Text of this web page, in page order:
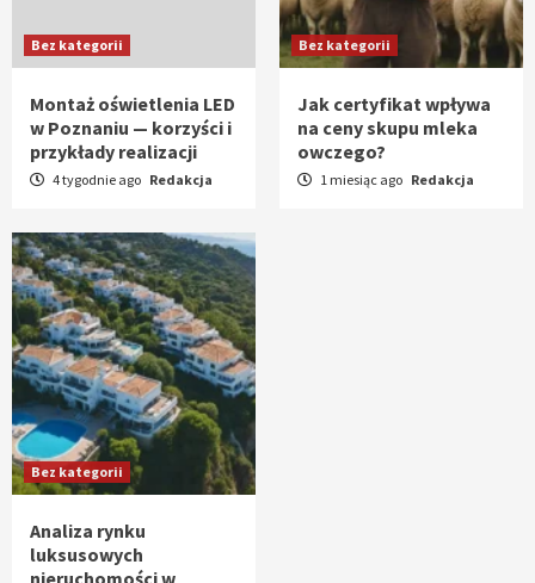
Bez kategorii
Montaż oświetlenia LED
w Poznaniu — korzyści i
przykłady realizacji
4 tygodnie ago Redakcja
Bez kategorii
Jak certyfikat wpływa
na ceny skupu mleka
owczego?
1 miesiąc ago Redakcja
Bez kategorii
Analiza rynku
luksusowych
nieruchomości w